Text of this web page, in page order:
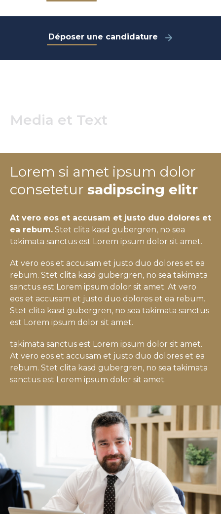
Déposer une candidature
Media et Text
Lorem si amet ipsum dolor
consetetur sadipscing elitr
At vero eos et accusam et justo duo dolores et
ea rebum. Stet clita kasd gubergren, no sea
takimata sanctus est Lorem ipsum dolor sit amet.
At vero eos et accusam et justo duo dolores et ea
rebum. Stet clita kasd gubergren, no sea takimata
sanctus est Lorem ipsum dolor sit amet. At vero
eos et accusam et justo duo dolores et ea rebum.
Stet clita kasd gubergren, no sea takimata sanctus
est Lorem ipsum dolor sit amet.
takimata sanctus est Lorem ipsum dolor sit amet.
At vero eos et accusam et justo duo dolores et ea
rebum. Stet clita kasd gubergren, no sea takimata
sanctus est Lorem ipsum dolor sit amet.